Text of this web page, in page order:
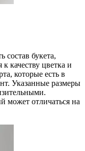
состав букета,
качеству цветка и
которые есть в
Указанные размеры
может отличаться на